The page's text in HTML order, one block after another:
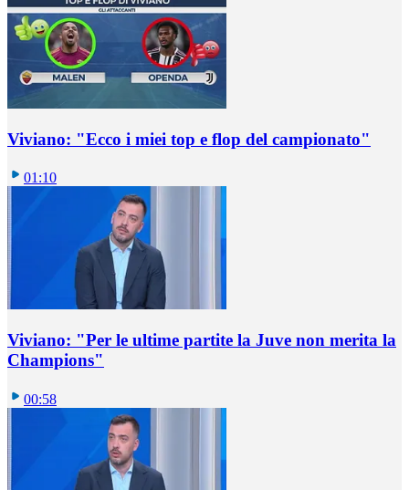
Viviano: "Ecco i miei top e flop del campionato"
01:10
Viviano: "Per le ultime partite la Juve non merita la
Champions"
00:58